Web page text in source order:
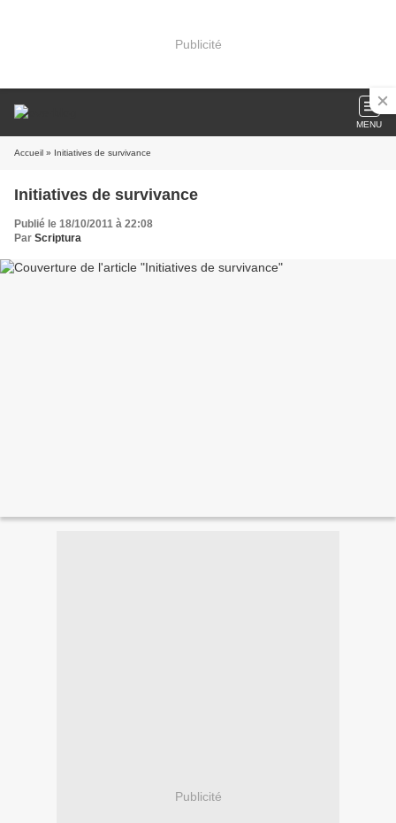
Publicité
MENU
Accueil » Initiatives de survivance
Initiatives de survivance
Publié le 18/10/2011 à 22:08
Par Scriptura
Publicité